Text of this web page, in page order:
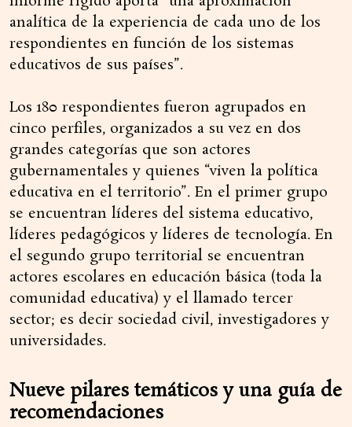
analítica de la experiencia de cada uno de los
respondientes en función de los sistemas
educativos de sus países”.
Los 180 respondientes fueron agrupados en
cinco perfiles, organizados a su vez en dos
grandes categorías que son actores
gubernamentales y quienes “viven la política
educativa en el territorio”. En el primer grupo
se encuentran líderes del sistema educativo,
líderes pedagógicos y líderes de tecnología. En
el segundo grupo territorial se encuentran
actores escolares en educación básica (toda la
comunidad educativa) y el llamado tercer
sector; es decir sociedad civil, investigadores y
universidades.
Nueve pilares temáticos y una guía de
recomendaciones